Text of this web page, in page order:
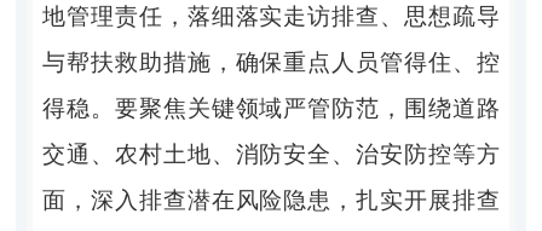
地管理责任，落细落实走访排查、思想疏导
与帮扶救助措施，确保重点人员管得住、控
得稳。要聚焦关键领域严管防范，围绕道路
交通、农村土地、消防安全、治安防控等方
面，深入排查潜在风险隐患，扎实开展排查